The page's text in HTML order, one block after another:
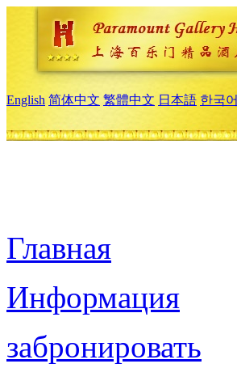
English 简体中文 繁體中文 日本語 한국어
Главная
Информация
забронировать